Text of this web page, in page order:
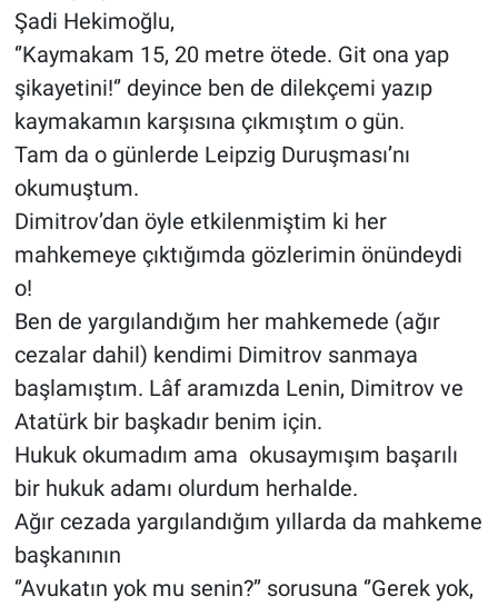
Şadi Hekimoğlu,
‘’Kaymakam 15, 20 metre ötede. Git ona yap
şikayetini!‘’ deyince ben de dilekçemi yazıp
kaymakamın karşısına çıkmıştım o gün.
Tam da o günlerde Leipzig Duruşması’nı
okumuştum.
Dimitrov’dan öyle etkilenmiştim ki her
mahkemeye çıktığımda gözlerimin önündeydi
o!
Ben de yargılandığım her mahkemede (ağır
cezalar dahil) kendimi Dimitrov sanmaya
başlamıştım. Lâf aramızda Lenin, Dimitrov ve
Atatürk bir başkadır benim için.
Hukuk okumadım ama okusaymışım başarılı
bir hukuk adamı olurdum herhalde.
Ağır cezada yargılandığım yıllarda da mahkeme
başkanının
‘’Avukatın yok mu senin?’’ sorusuna ‘’Gerek yok,